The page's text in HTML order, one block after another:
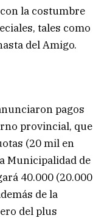
la costumbre
tales como
del Amigo.
pagos
provincial, que
(20 mil en
Municipalidad de
40.000 (20.000
de la
del plus